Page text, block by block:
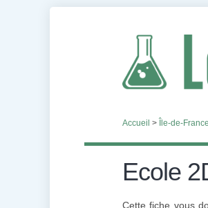
Accueil > Île-de-France
Ecole
Cette fiche vous